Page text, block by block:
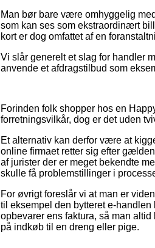
Man bør bare være omhyggelig
som kan ses som ekstraordinært
kort er dog omfattet af en
Vi slår generelt et slag for handler
anvende et afdragstilbud som
Forinden folk shopper hos en
forretningsvilkår, dog er det uden
Et alternativ kan derfor være at
online firmaet retter sig efter
af jurister der er meget bekendte
skulle få problemstillinger i
For øvrigt foreslår vi at man er
til eksempel den bytteret e-
opbevarer ens faktura, så man
på indkøb til en dreng eller pige.